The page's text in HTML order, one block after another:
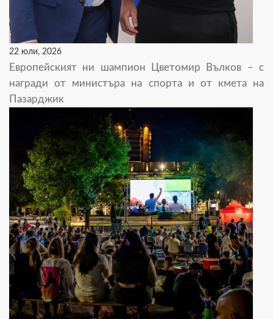
22 юли, 2026
Европейският ни шампион Цветомир Вълков – с
награди от министъра на спорта и от кмета на
Пазарджик